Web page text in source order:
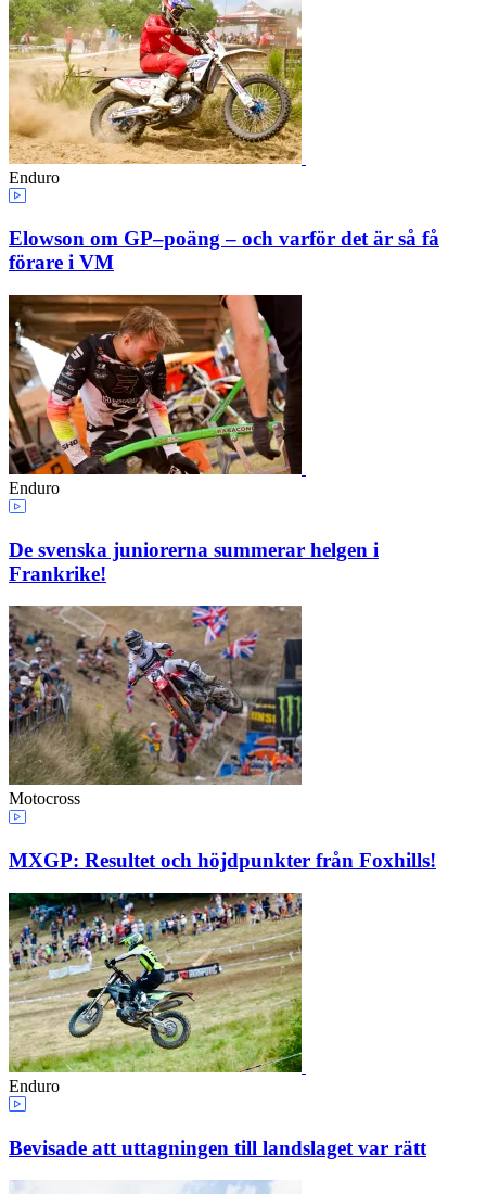
Enduro
Elowson om GP–poäng – och varför det är så få
förare i VM
Enduro
De svenska juniorerna summerar helgen i
Frankrike!
Motocross
MXGP: Resultet och höjdpunkter från Foxhills!
Enduro
Bevisade att uttagningen till landslaget var rätt